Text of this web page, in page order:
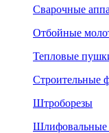
Сварочные
Отбойные
Тепловые
Строительные
Штроборезы